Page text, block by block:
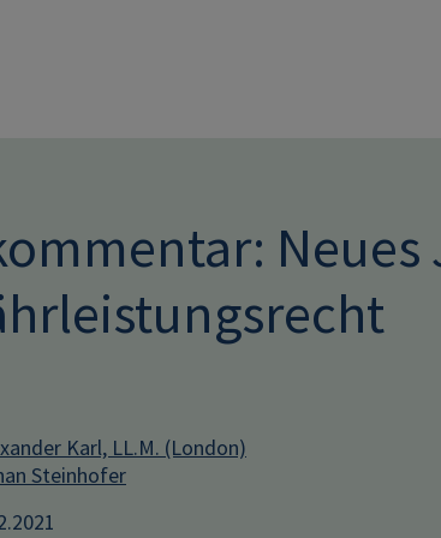
Neues
Karl, LL.M. (London)
Steinhofer